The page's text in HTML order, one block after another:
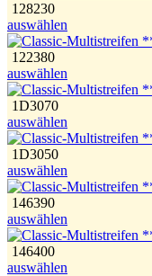
128230
auswählen
122380
auswählen
1D3070
auswählen
1D3050
auswählen
146390
auswählen
146400
auswählen